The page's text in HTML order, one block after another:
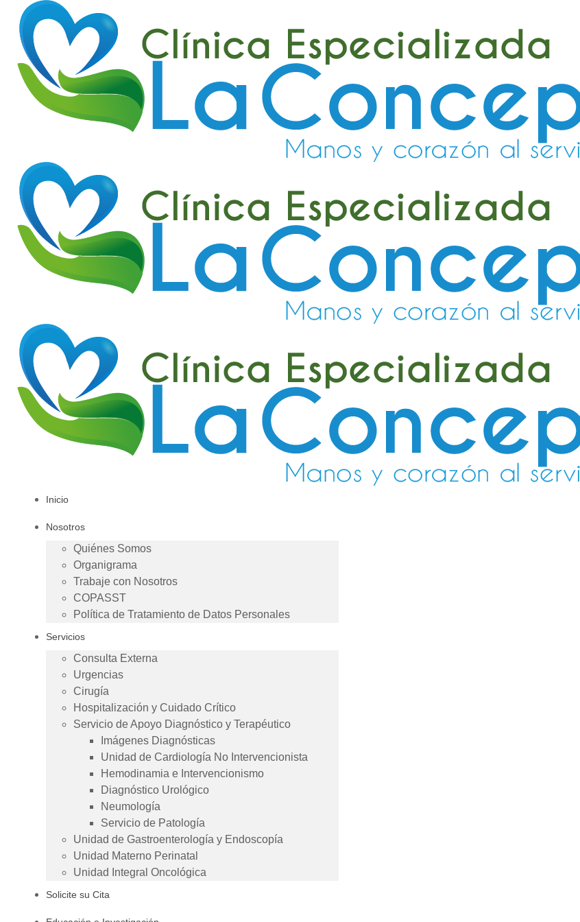
Inicio
Nosotros
Quiénes Somos
Organigrama
Trabaje con Nosotros
COPASST
Política de Tratamiento de Datos Personales
Servicios
Consulta Externa
Urgencias
Cirugía
Hospitalización y Cuidado Crítico
Servicio de Apoyo Diagnóstico y Terapéutico
Imágenes Diagnósticas
Unidad de Cardiología No Intervencionista
Hemodinamia e Intervencionismo
Diagnóstico Urológico
Neumología
Servicio de Patología
Unidad de Gastroenterología y Endoscopía
Unidad Materno Perinatal
Unidad Integral Oncológica
Solicite su Cita